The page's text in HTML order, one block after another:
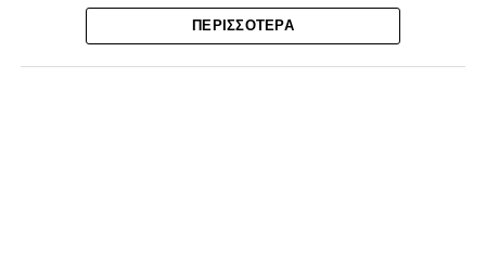
Ο λόγος για τον Βασίλη Τρούμπουλο και τον Χρυσόστομο
Στάγκο, οι οποίοι θα συνεχίσουν μαζί την ποδοσφαιρική
τους πορεία στον Σαρωνικό Αναβύσσου, με τον σύλλογο
ΠΕΡΙΣΣΌΤΕΡΑ